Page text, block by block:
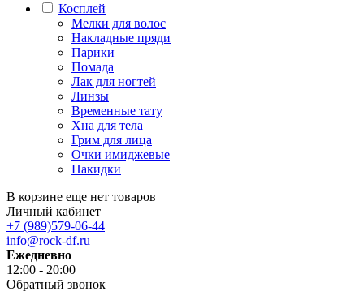
Косплей
Мелки для волос
Накладные пряди
Парики
Помада
Лак для ногтей
Линзы
Временные тату
Хна для тела
Грим для лица
Очки имиджевые
Накидки
В корзине еще нет товаров
Личный кабинет
+7 (989)579-06-44
info@rock-df.ru
Ежедневно
12:00 - 20:00
Обратный звонок